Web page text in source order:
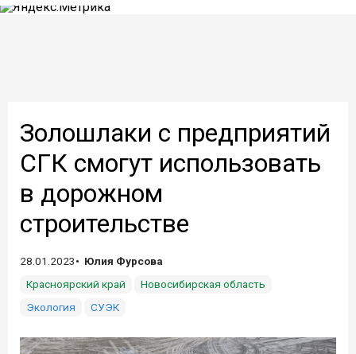
Золошлаки с предприятий
СГК смогут использовать
в дорожном
строительстве
28.01.2023
Юлия Фурсова
Красноярский край
Новосибирская область
Экология
СУЭК